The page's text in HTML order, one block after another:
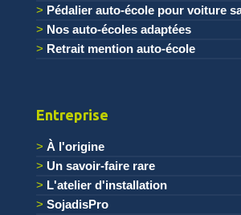
Pédalier auto-école pour voiture
Nos auto-écoles adaptées
Retrait mention auto-école
Entreprise
À l'origine
Un savoir-faire rare
L'atelier d'installation
SojadisPro